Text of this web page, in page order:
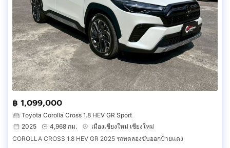
฿ 1,099,000
Toyota Corolla Cross 1.8 HEV GR Sport
2025
4,968 กม.
เมืองเชียงใหม่ เชียงใหม่
COROLLA CROSS 1.8 HEV GR 2025 รถทดลองขับออกป้ายแดง